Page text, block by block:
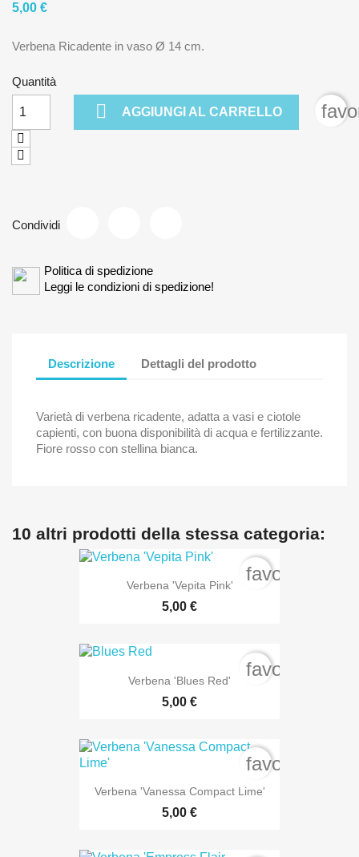
5,00 €
Verbena Ricadente in vaso Ø 14 cm.
Quantità
 AGGIUNGI AL CARRELLO
Condividi
Politica di spedizione
Leggi le condizioni di spedizione!
Descrizione Dettagli del prodotto
Varietà di verbena ricadente, adatta a vasi e ciotole
capienti, con buona disponibilità di acqua e fertilizzante.
Fiore rosso con stellina bianca.
10 altri prodotti della stessa categoria:
Verbena 'Vepita Pink'
5,00 €
Verbena 'Blues Red'
5,00 €
Verbena 'Vanessa Compact Lime'
5,00 €